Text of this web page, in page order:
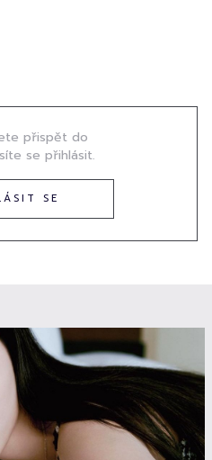
přispět do
se přihlásit.
SE